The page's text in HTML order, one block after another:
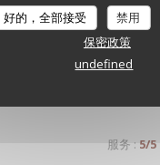
好的，全部接受 禁用
保密政策
undefined
服务 : 5/5